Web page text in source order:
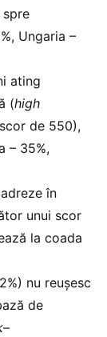
Ungaria –
ating
(high
de 550),
– 35%,
în
unui scor
la coada
nu reușesc
de
–